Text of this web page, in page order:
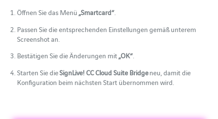
Öffnen Sie das Menü „Smartcard“.
Passen Sie die entsprechenden Einstellungen gemäß unterem
Screenshot an.
Bestätigen Sie die Änderungen mit„OK“.
Starten Sie dieSignLive! CC Cloud Suite Bridgeneu, damit die
Konfiguration beim nächsten Start übernommen wird.